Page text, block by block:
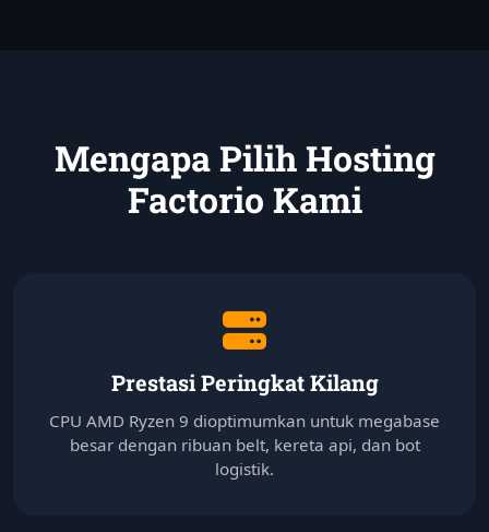
Mengapa Pilih Hosting
Factorio Kami
Prestasi Peringkat Kilang
CPU AMD Ryzen 9 dioptimumkan untuk megabase
besar dengan ribuan belt, kereta api, dan bot
logistik.